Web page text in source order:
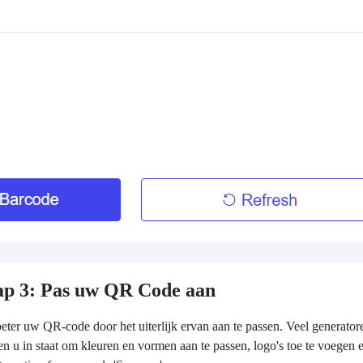
3: Pas uw QR Code aan
uw QR-code door het uiterlijk ervan aan te passen. Veel
u in staat om kleuren en vormen aan te passen, logo's toe te voegen